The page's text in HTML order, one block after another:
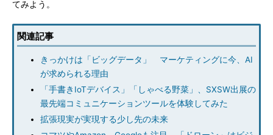
てみよう。
関連記事
きっかけは「ビッグデータ」 マーケティングに今、AI
が求められる理由
「手書きIoTデバイス」「しゃべる野菜」、SXSW出展の
最先端コミュニケーションツールを体験してみた
拡張現実が実現する少し先の未来